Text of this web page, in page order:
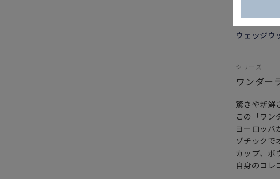
し続けてい
ウェッジウ
シリーズ
ワンダー
驚きや新鮮
この「ワン
ヨーロッパ
ゾチックで
カップ、ボ
自身のコレ